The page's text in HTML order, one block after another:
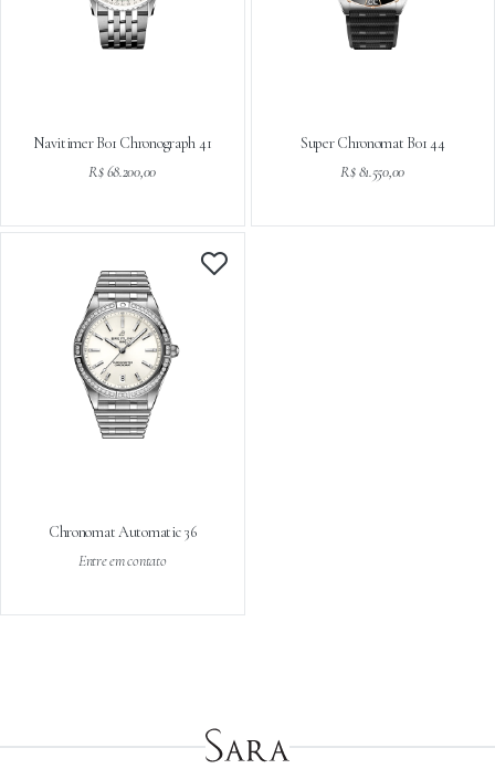
Navitimer B01 Chronograph 41
R$ 68.200,00
Super Chronomat B01 44
R$ 81.550,00
Chronomat Automatic 36
Entre em contato